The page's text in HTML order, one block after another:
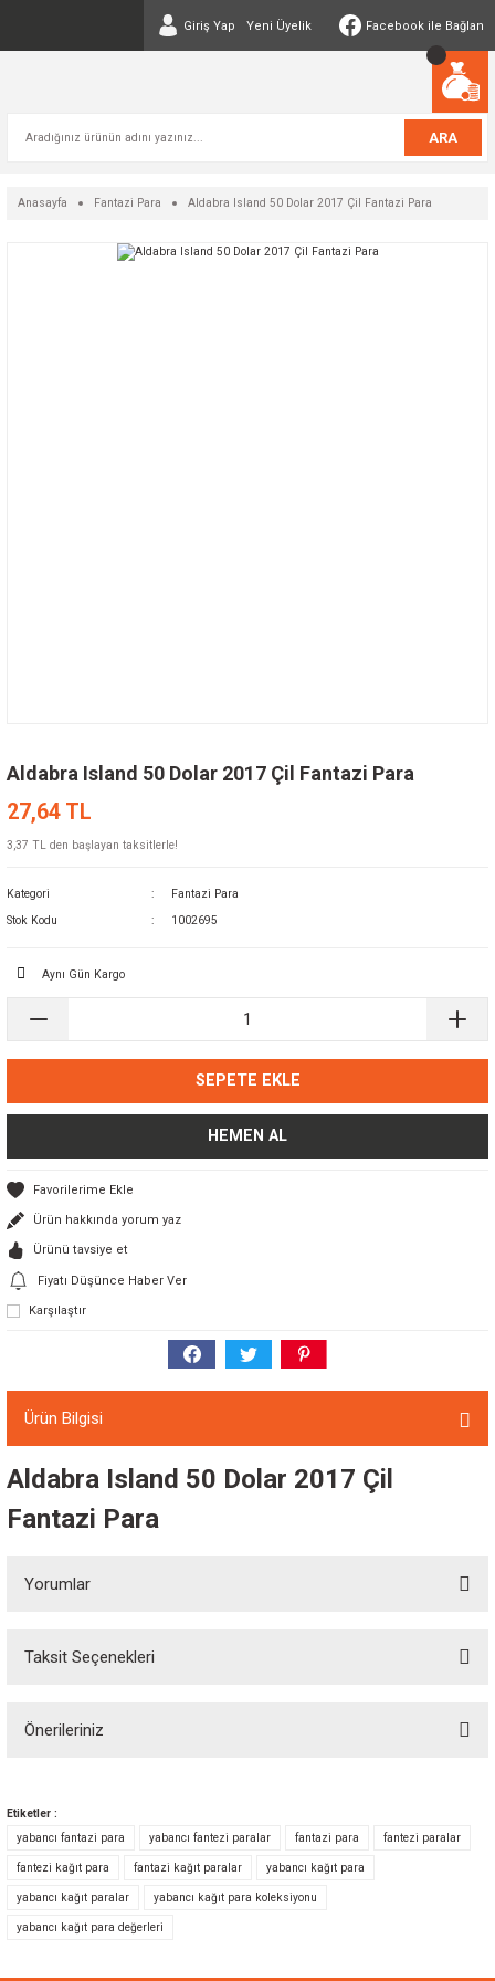
Giriş Yap Yeni Üyelik Facebook ile Bağlan
ARA
Anasayfa Fantazi Para Aldabra Island 50 Dolar 2017 Çil Fantazi Para
Aldabra Island 50 Dolar 2017 Çil Fantazi Para
27,64 TL
3,37 TL den başlayan taksitlerle!
Kategori Fantazi Para
Stok Kodu 1002695
Aynı Gün Kargo
SEPETE EKLE
HEMEN AL
Ürün hakkında yorum yaz
Ürünü tavsiye et
Fiyatı Düşünce Haber Ver
Karşılaştır
Ürün Bilgisi
Aldabra Island 50 Dolar 2017 Çil
Fantazi Para
Yorumlar
Taksit Seçenekleri
Önerileriniz
Görüş ve önerileriniz için teşekkür ederiz.
Ürün resmi kalitesiz, bozuk veya görüntülenemiyor.
Ürün açıklamasında eksik bilgiler bulunuyor.
Etiketler :
yabancı fantazi para
yabancı fantezi paralar fantazi para fantezi paralar
fantezi kağıt para fantazi kağıt paralar yabancı kağıt para
yabancı kağıt paralar yabancı kağıt para koleksiyonu
yabancı kağıt para değerleri